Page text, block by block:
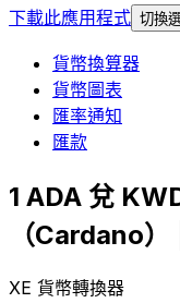
下載此應用程式 切換
貨幣換算器
貨幣圖表
匯率通知
匯款
1 ADA 兌
（Cardano）
XE 貨幣轉換器